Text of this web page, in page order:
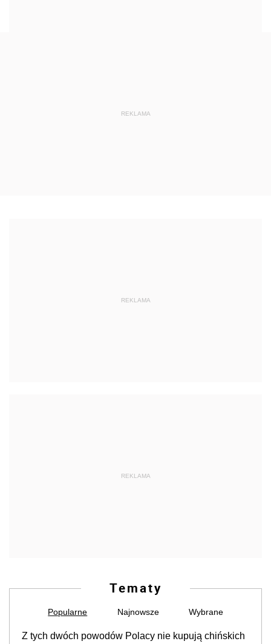
REKLAMA
REKLAMA
REKLAMA
Tematy
Popularne Najnowsze Wybrane
Z tych dwóch powodów Polacy nie kupują chińskich